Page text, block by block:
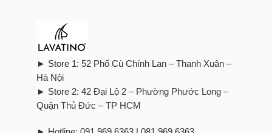
► Store 1: 52 Phố Cù Chính Lan – Thanh Xuân –
Hà Nội
► Store 2: 42 Đại Lộ 2 – Phường Phước Long –
Quận Thủ Đức – TP HCM